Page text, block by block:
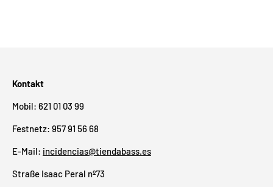
Kontakt
Mobil: 621 01 03 99
Festnetz: 957 91 56 68
E-Mail: incidencias@tiendabass.es
Straße Isaac Peral nº73